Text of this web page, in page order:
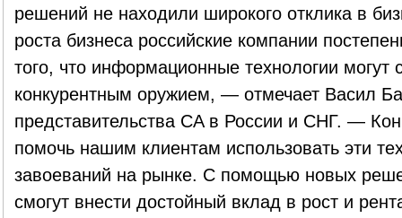
решений не находили широкого отклика в
роста бизнеса российские компании
того, что информационные технологии могут
конкурентным оружием, — отмечает Васил
представительства CA в России и СНГ. —
помочь нашим клиентам использовать эти
завоеваний на рынке. С помощью новых
смогут внести достойный вклад в рост и